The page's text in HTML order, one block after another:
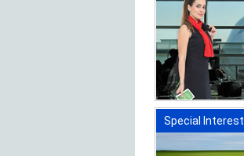
Special Interest